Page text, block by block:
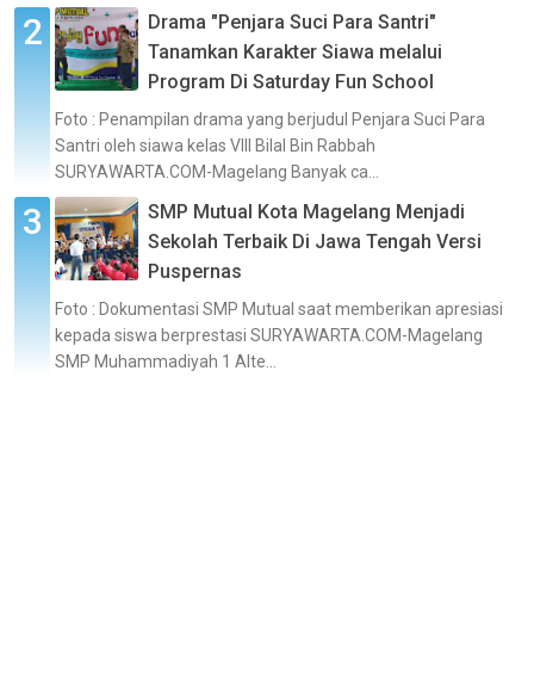
Drama "Penjara Suci Para Santri"
Tanamkan Karakter Siawa melalui
Program Di Saturday Fun School
Foto : Penampilan drama yang berjudul Penjara Suci Para
Santri oleh siawa kelas VIII Bilal Bin Rabbah
SURYAWARTA.COM-Magelang Banyak ca...
SMP Mutual Kota Magelang Menjadi
Sekolah Terbaik Di Jawa Tengah Versi
Puspernas
Foto : Dokumentasi SMP Mutual saat memberikan apresiasi
kepada siswa berprestasi SURYAWARTA.COM-Magelang
SMP Muhammadiyah 1 Alte...